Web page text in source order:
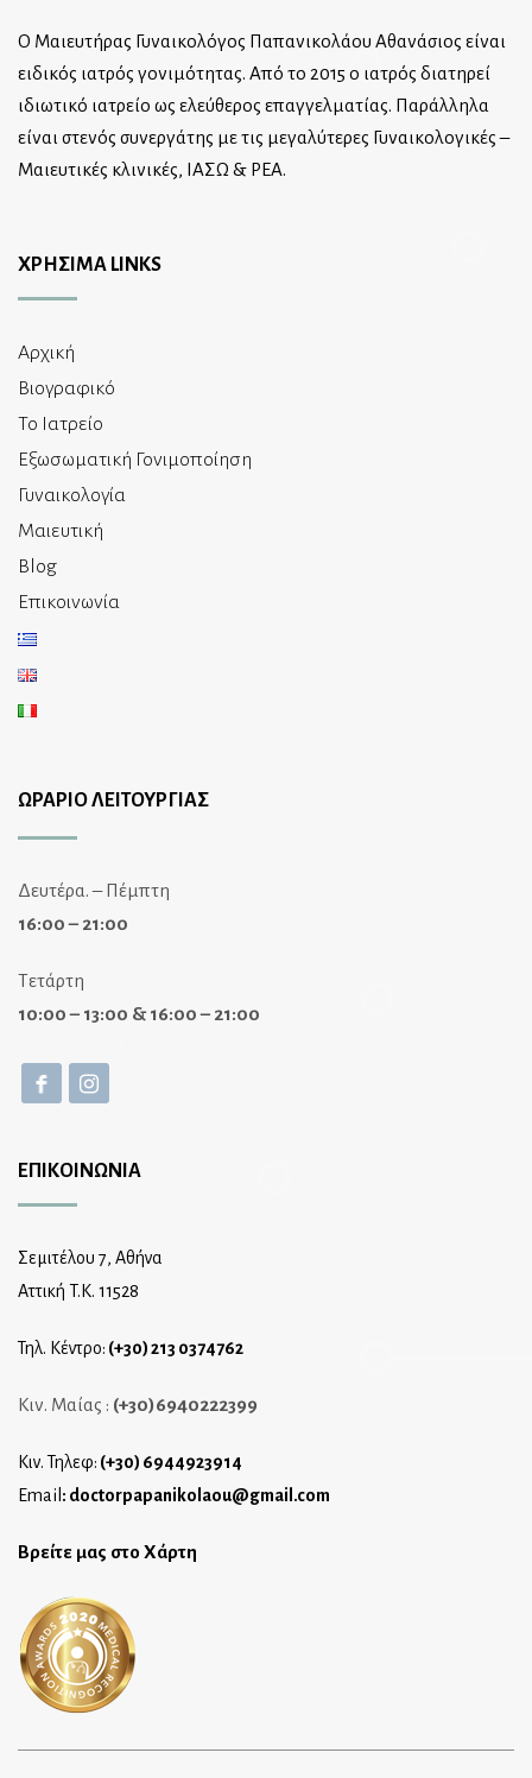
Ο Μαιευτήρας Γυναικολόγος Παπανικολάου Αθανάσιος είναι
ειδικός ιατρός γονιμότητας. Από το 2015 ο ιατρός διατηρεί
ιδιωτικό ιατρείο ως ελεύθερος επαγγελματίας. Παράλληλα
είναι στενός συνεργάτης με τις μεγαλύτερες Γυναικολογικές –
Μαιευτικές κλινικές, ΙΑΣΩ & ΡΕΑ.
ΧΡΗΣΙΜΑ LINKS
Αρχική
Βιογραφικό
Το Ιατρείο
Εξωσωματική Γονιμοποίηση
Γυναικολογία
Μαιευτική
Blog
Επικοινωνία
ΩΡΑΡΙΟ ΛΕΙΤΟΥΡΓΙΑΣ
Δευτέρα. – Πέμπτη
16:00 – 21:00
Τετάρτη
10:00 – 13:00 & 16:00 – 21:00
ΕΠΙΚΟΙΝΩΝΙΑ
Σεμιτέλου 7, Αθήνα
Αττική T.K. 11528
Τηλ. Κέντρο: (+30) 213 0374762
Κιν. Μαίας : (+30)6940222399
Κιν. Τηλεφ: (+30) 6944923914
Email : doctorpapanikolaou@gmail.com
Βρείτε μας στο Χάρτη